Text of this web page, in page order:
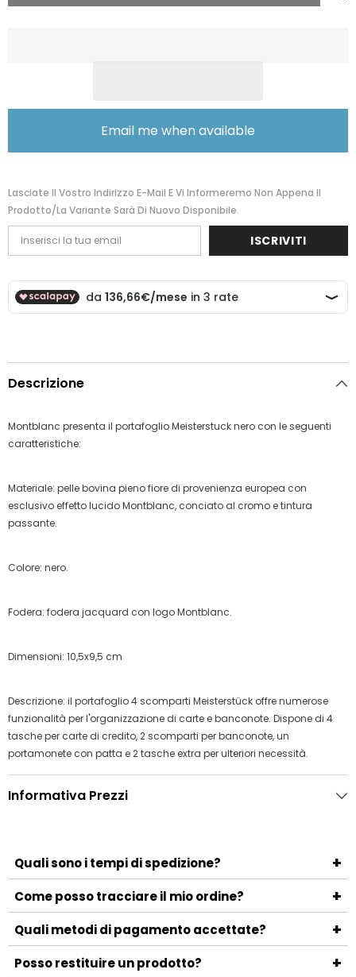
Email me when available
Lasciate Il Vostro Indirizzo E-Mail E Vi Informeremo Non Appena Il
Prodotto/la Variante Sarà Di Nuovo Disponibile.
ISCRIVITI
Descrizione
Montblanc presenta il portafoglio Meisterstuck nero con le seguenti
caratteristiche:
Materiale: pelle bovina pieno fiore di provenienza europea con
esclusivo effetto lucido Montblanc, conciato al cromo e tintura
passante.
Colore: nero.
Fodera: fodera jacquard con logo Montblanc.
Dimensioni: 10,5x9,5 cm
Descrizione: il portafoglio 4 scomparti Meisterstück offre numerose
funzionalità per l'organizzazione di carte e banconote. Dispone di 4
tasche per carte di credito, 2 scomparti per banconote, un
portamonete con patta e 2 tasche extra per ulteriori necessità.
Informativa Prezzi
Quali sono i tempi di spedizione? +
I tempi di spedizione variano a seconda del metodo
scelto e della località di destinazione. Generalmente, la
consegna avviene entro 3-5 giorni lavorativi.
Come posso tracciare il mio ordine? +
Una volta spedito l'ordine, riceverai un'email con il numero
di tracciamento e il link per monitorare la spedizione.
Quali metodi di pagamento accettate? +
Accettiamo i principali metodi di pagamento, tra cui
Posso restituire un prodotto? +